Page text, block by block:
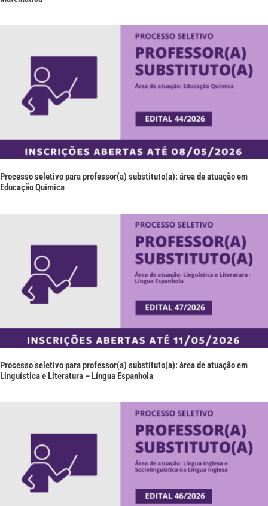
Processo seletivo para professor(a) substituto(a): área de atuação em
Educação Química
Processo seletivo para professor(a) substituto(a): área de atuação em
Linguística e Literatura – Língua Espanhola